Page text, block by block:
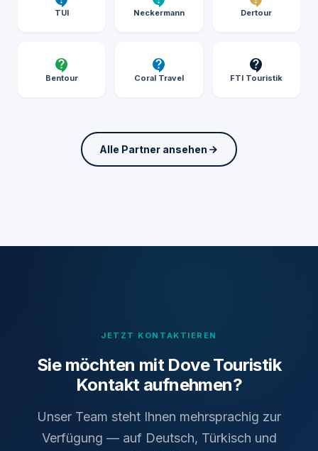
TUI Neckermann Dertour
Bentour Coral Travel FTI Touristik
Alle Partner ansehen
JETZT KONTAKTIEREN
Sie möchten mit Dove Touristik
Kontakt aufnehmen?
Unser Team steht Ihnen mehrsprachig zur
Verfügung — auf Deutsch, Türkisch und